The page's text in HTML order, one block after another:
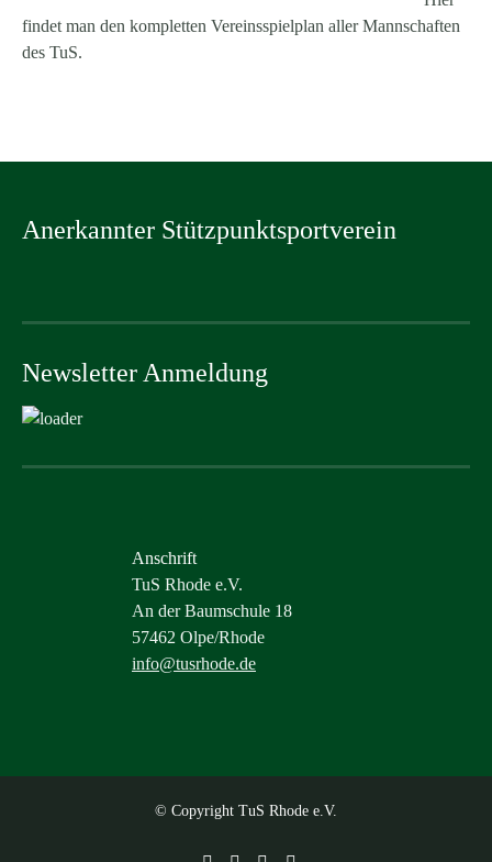
findet man den kompletten Vereinsspielplan aller Mannschaften
des TuS.
Anerkannter Stützpunktsportverein
Newsletter Anmeldung
Anschrift
TuS Rhode e.V.
An der Baumschule 18
57462 Olpe/Rhode
info@tusrhode.de
© Copyright TuS Rhode e.V.